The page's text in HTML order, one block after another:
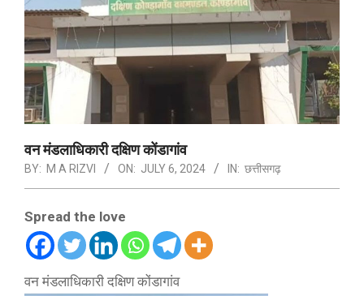
वन मंडलाधिकारी दक्षिण कोंडागांव
BY: M A RIZVI ON: JULY 6, 2024 IN: छत्तीसगढ़
Spread the love
वन मंडलाधिकारी दक्षिण कोंडागांव